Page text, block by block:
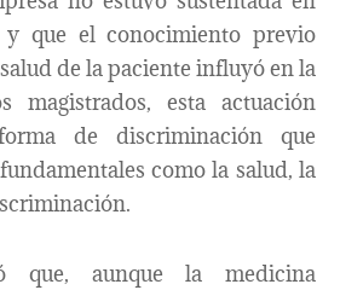
y que el conocimiento previo
de la paciente influyó en la
magistrados, esta actuación
de discriminación que
como la salud, la
que, aunque la medicina